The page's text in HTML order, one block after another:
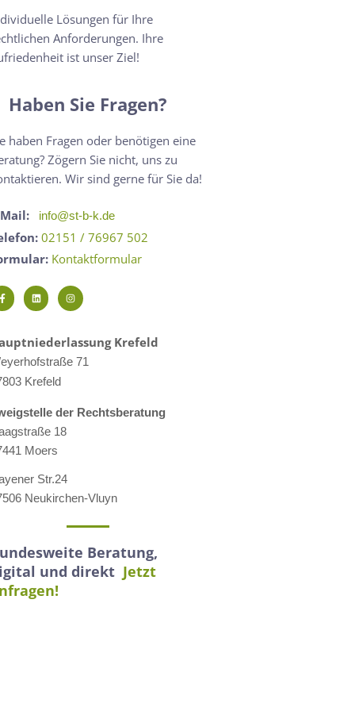
Lösungen für Ihre
Anforderungen. Ihre
ist unser Ziel!
Haben Sie Fragen?
haben Fragen oder benötigen eine
Zögern Sie nicht, uns zu
Wir sind gerne für Sie da!
Mail: info@st-b-k.de
02151 / 76967 502
Kontaktformular
Krefeld
71
Krefeld
der Rechtsberatung
18
Moers
Str.24
Neukirchen-Vluyn
Beratung,
und direkt Jetzt